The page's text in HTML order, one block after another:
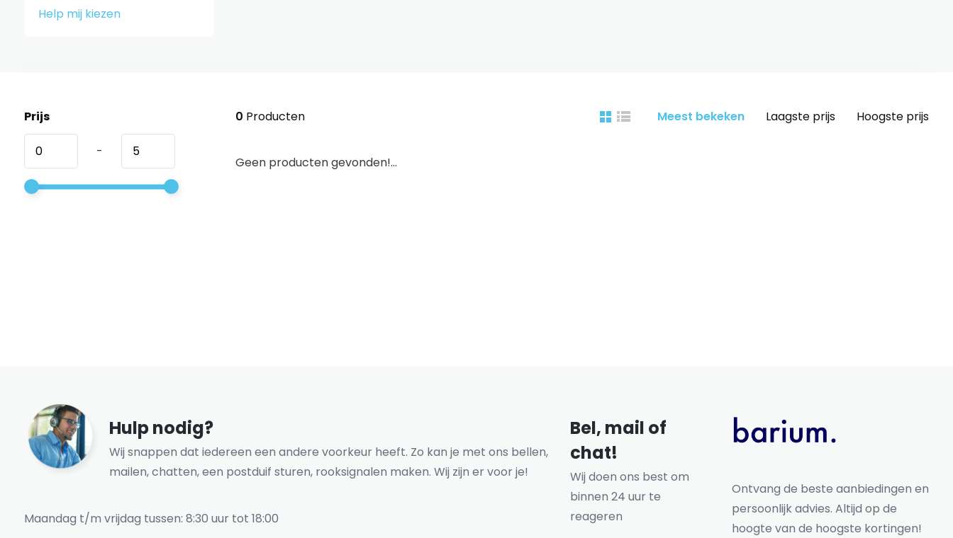
Help mij kiezen
Prijs
-
0 Producten Meest bekeken Laagste prijs Hoogste prijs
Geen producten gevonden!...
Hulp nodig?
Wij snappen dat iedereen een andere voorkeur heeft. Zo kan je met ons bellen,
mailen, chatten, een postduif sturen, rooksignalen maken. Wij zijn er voor je!
Maandag t/m vrijdag tussen: 8:30 uur tot 18:00
Bel, mail of
chat!
Wij doen ons best om
binnen 24 uur te
reageren
Ontvang de beste aanbiedingen en
persoonlijk advies. Altijd op de
hoogte van de hoogste kortingen!